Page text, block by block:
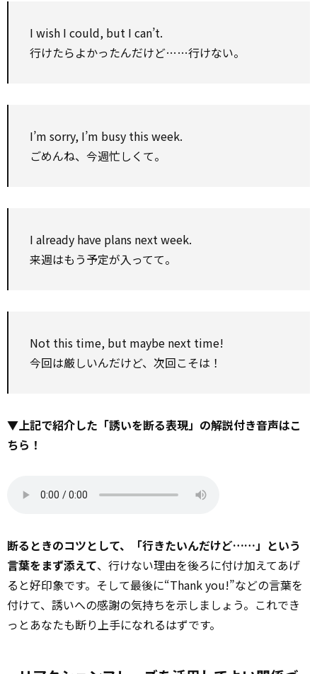
I wish I could, but I can’t.
行けたらよかったんだけど……行けない。
I’m sorry, I’m busy this week.
ごめんね、今週忙しくて。
I already have plans next week.
来週はもう予定が入ってて。
Not this time, but maybe next time!
今回は厳しいんだけど、次回こそは！
▼上記で紹介した「誘いを断る表現」の解説付き音声はこ
ちら！
断るときのコツとして、「行きたいんだけど……」という
言葉をまず添えて、行けない理由を後ろに付け加えてあげ
ると好印象です。そして最後に“Thank you!”などの言葉を
付けて、誘いへの感謝の気持ちを示しましょう。これでき
っとあなたも断り上手になれるはずです。